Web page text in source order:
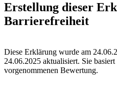
Erstellung dieser
Barrierefreiheit
Diese Erklärung wurde am
24.06.2025 aktualisiert. Sie
vorgenommenen Bewertung.